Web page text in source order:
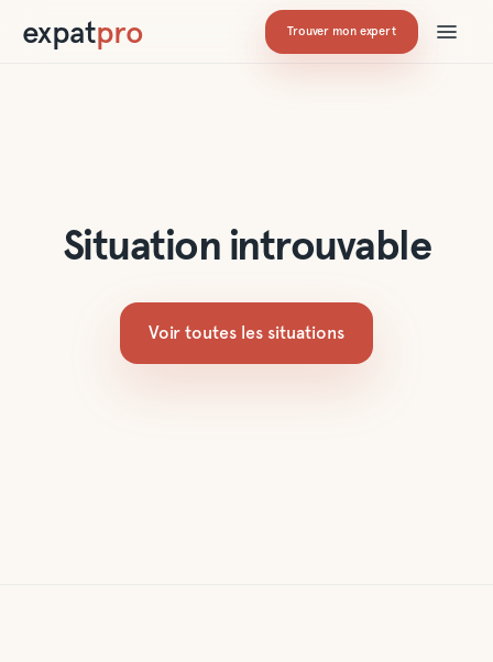
expatpro Trouver mon expert
Situation introuvable
Voir toutes les situations